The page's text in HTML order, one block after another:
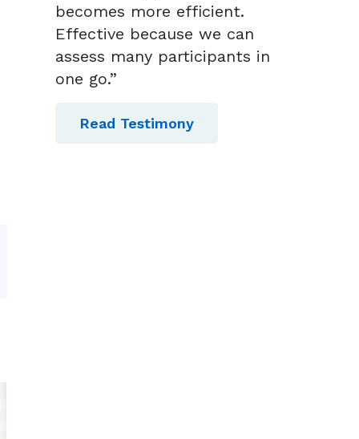
becomes more efficient.
Effective because we can
assess many participants in
one go.”
Read Testimony